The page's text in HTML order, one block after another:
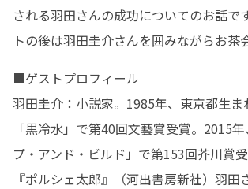
される羽田さんの成功についてのお話で
トの後は羽田圭介さんを囲みながらお茶
■ゲストプロフィール
羽田圭介：小説家。1985年、東京都生ま
「黒冷水」で第40回文藝賞受賞。2015
プ・アンド・ビルド」で第153回芥川賞
『ポルシェ太郎』（河出書房新社）羽田